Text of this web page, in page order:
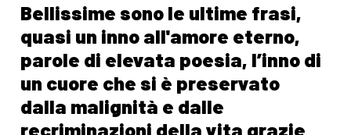
Bellissime sono le ultime frasi,
quasi un inno all'amore eterno,
parole di elevata poesia, l’inno di
un cuore che si è preservato
dalla malignità e dalle
recriminazioni della vita grazie